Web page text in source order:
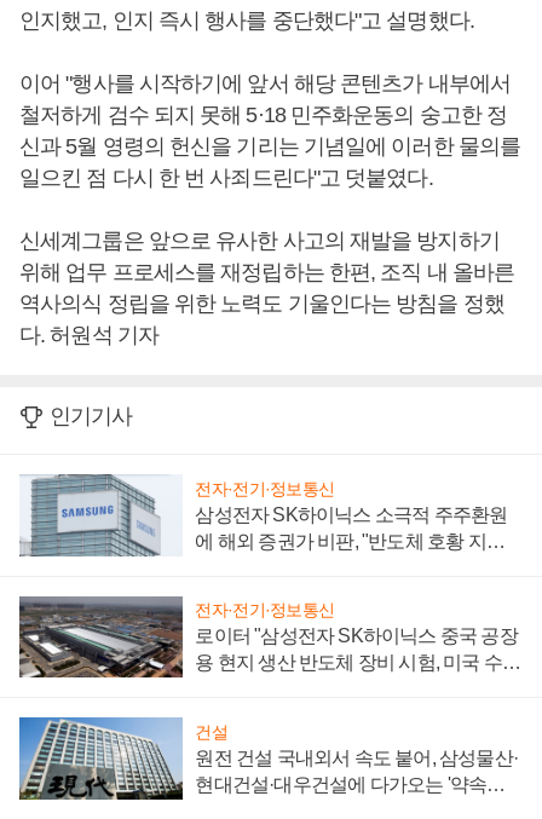
인지했고, 인지 즉시 행사를 중단했다"고 설명했다.
이어 "행사를 시작하기에 앞서 해당 콘텐츠가 내부에서
철저하게 검수 되지 못해 5·18 민주화운동의 숭고한 정
신과 5월 영령의 헌신을 기리는 기념일에 이러한 물의를
일으킨 점 다시 한 번 사죄드린다"고 덧붙였다.
신세계그룹은 앞으로 유사한 사고의 재발을 방지하기
위해 업무 프로세스를 재정립하는 한편, 조직 내 올바른
역사의식 정립을 위한 노력도 기울인다는 방침을 정했
다. 허원석 기자
인기기사
전자·전기·정보통신
삼성전자 SK하이닉스 소극적 주주환원
에 해외 증권가 비판, "반도체 호황 지속
전자·전기·정보통신
로이터 "삼성전자 SK하이닉스 중국 공장
용 현지 생산 반도체 장비 시험, 미국 수출
건설
원전 건설 국내외서 속도 붙어, 삼성물산·
현대건설·대우건설에 다가오는 '약속의